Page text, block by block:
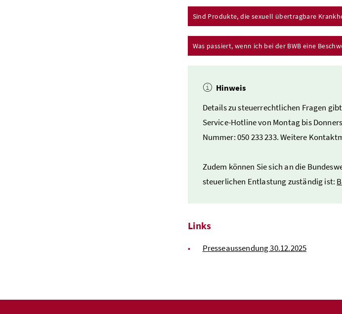
Sind Produkte, die sexuell übertragbare
Was passiert, wenn ich bei der BWB eine
Hinweis
Details zu steuerrechtlichen Fragen
Service-Hotline von Montag bis
Nummer: 050 233 233. Weitere
Zudem können Sie sich an die
steuerlichen Entlastung zuständig ist:
Links
Presseaussendung 30.12.2025